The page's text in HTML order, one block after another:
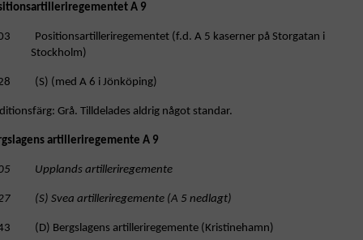
A 9
Positionsartilleriregementet (f.d. A 5 kaserner på Storgatan i
Stockholm)
(S) (med A 6 i Jönköping)
Grå. Tilldelades aldrig något standar.
artilleriregemente A 9
Upplands artilleriregemente
(S) Svea artilleriregemente (A 5 nedlagt)
(D) Bergslagens artilleriregemente (Kristinehamn)